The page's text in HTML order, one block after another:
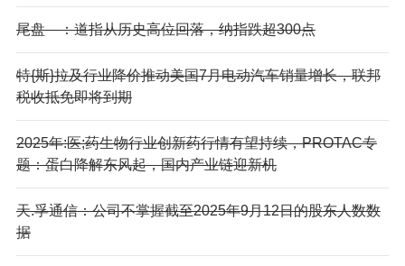
尾盘—：道指从历史高位回落，纳指跌超300点
特{斯}拉及行业降价推动美国7月电动汽车销量增长，联邦
税收抵免即将到期
2025年:医;药生物行业创新药行情有望持续，PROTAC专
题：蛋白降解东风起，国内产业链迎新机
天.孚通信：公司不掌握截至2025年9月12日的股东人数数
据